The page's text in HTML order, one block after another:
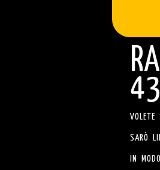
43
VOLETE
SARÒ
IN